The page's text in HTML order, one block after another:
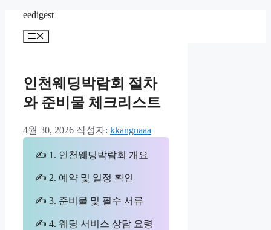
eedigest
메
인천웨딩박람회 절차
와 준비물 체크리스트
4월 30, 2026 작성자: kkangnaaa
✍ 1. 인천웨딩박람회 개요
✍ 2. 예약 및 일정 확인
✍ 3. 준비물 및 필수 서류
✍ 4. 웨딩 서비스 상담 요령